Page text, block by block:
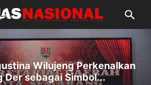
Wilujeng Perkenalkan
Der sebagai Simbol...